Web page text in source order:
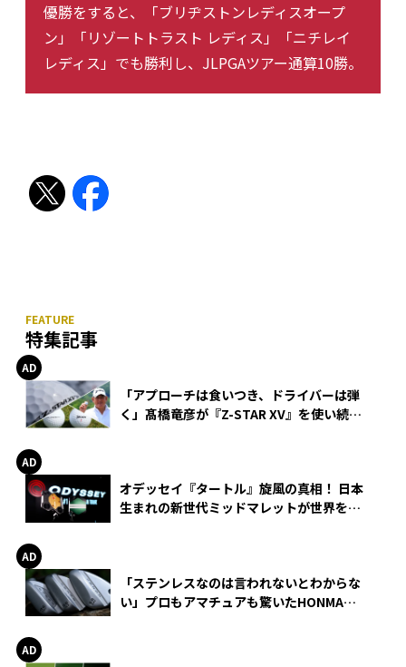
優勝をすると、「ブリヂストンレディスオープ
ン」「リゾートトラスト レディス」「ニチレイ
レディス」でも勝利し、JLPGAツアー通算10勝。
特集記事
「アプローチは食いつき、ドライバーは弾
く」髙橋竜彦が『Z-STAR XV』を使い続け
オデッセイ『タートル』旋風の真相！ 日本
生まれの新世代ミッドマレットが世界を席
「ステンレスなのは言われないとわからな
い」プロもアマチュアも驚いたHONMA